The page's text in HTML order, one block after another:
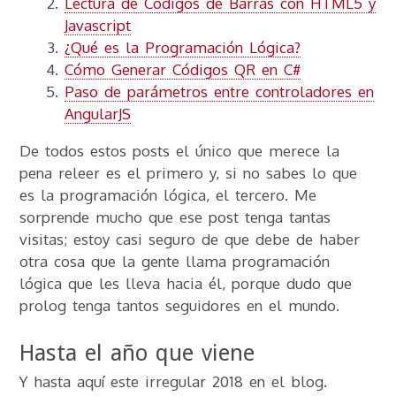
Javascript
¿Qué es la Programación Lógica?
Cómo Generar Códigos QR en C#
Paso de parámetros entre controladores en
AngularJS
De todos estos posts el único que merece la
pena releer es el primero y, si no sabes lo que
es la programación lógica, el tercero. Me
sorprende mucho que ese post tenga tantas
visitas; estoy casi seguro de que debe de haber
otra cosa que la gente llama programación
lógica que les lleva hacia él, porque dudo que
prolog tenga tantos seguidores en el mundo.
Hasta el año que viene
Y hasta aquí este irregular 2018 en el blog.